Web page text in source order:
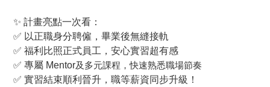
✨ 計畫亮點一次看：
✅ 以正職身分聘僱，畢業後無縫接軌
✅ 福利比照正式員工，安心實習超有感
✅ 專屬 Mentor及多元課程，快速熟悉職場節奏
✅ 實習結束順利晉升，職等薪資同步升級！